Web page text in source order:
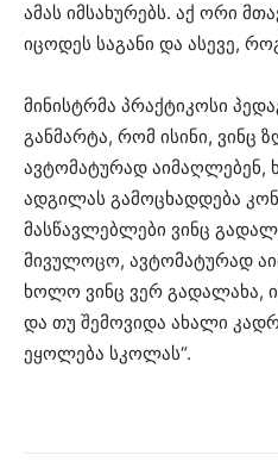
ამას იმსახურებს. აქ ორი
იცოდეს საგანი და ასევე,
მინისტრმა პრაქტიკოსი
განმარტა, რომ ისინი, ვინც
ავტომატურად აიმაღლებენ,
ადგილას გამოცხადდება
მასწავლებლები ვინც
მივულოცო, ავტომატურად
ხოლო ვინც ვერ გადალახა,
და თუ შემოვიდა ახალი
ეყოლება სკოლას“.